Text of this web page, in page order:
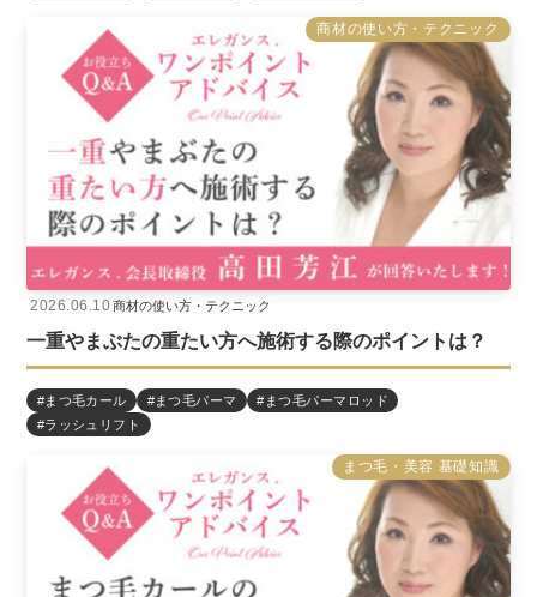
商材の使い方・テクニック
一重やまぶたの重たい方へ施術する際のポイントは？
#まつ毛カール #まつ毛パーマ
#まつ毛パーマロッド
#ラッシュリフト
2026.06.10商材の使い方・テクニック
まつ毛・美容 基礎知識